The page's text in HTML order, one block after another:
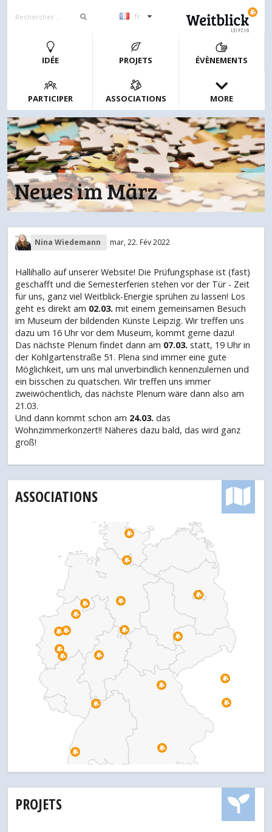
fr
LEIPZIG
IDÉE PROJETS ÉVÈNEMENTS
PARTICIPER ASSOCIATIONS MORE
Neues im März
Nina Wiedemann mar, 22. Fév 2022
Hallihallo auf unserer Website! Die Prüfungsphase ist (fast)
geschafft und die Semesterferien stehen vor der Tür - Zeit
für uns, ganz viel Weitblick-Energie sprühen zu lassen! Los
geht es direkt am 02.03. mit einem gemeinsamen Besuch
im Museum der bildenden Künste Leipzig. Wir treffen uns
dazu um 16 Uhr vor dem Museum, kommt gerne dazu!
Das nächste Plenum findet dann am 07.03. statt, 19 Uhr in
der Kohlgartenstraße 51. Plena sind immer eine gute
Möglichkeit, um uns mal unverbindlich kennenzulernen und
ein bisschen zu quatschen. Wir treffen uns immer
zweiwöchentlich, das nächste Plenum wäre dann also am
21.03.
Und dann kommt schon am 24.03. das
Wohnzimmerkonzert!! Näheres dazu bald, das wird ganz
groß!
ASSOCIATIONS
PROJETS